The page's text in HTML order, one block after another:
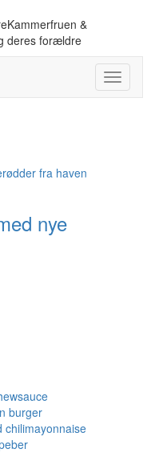
&
deres forældre
Toggle
nye
burger
chilimayonnaise